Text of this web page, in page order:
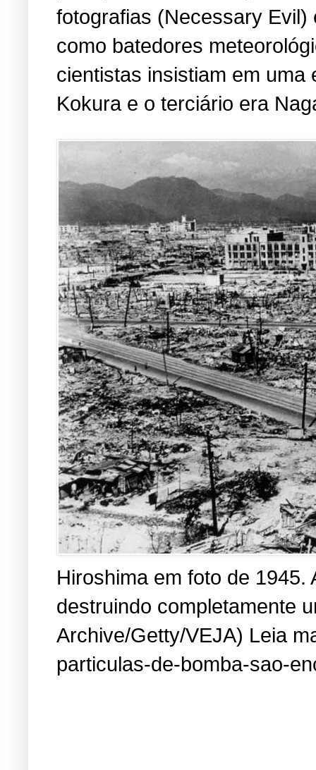
fotografias (Necessary
como batedores
cientistas insistiam em
Kokura e o terciário era
Hiroshima em foto de
destruindo completamente
Archive/Getty/VEJA) Leia
particulas-de-bomba-sao-